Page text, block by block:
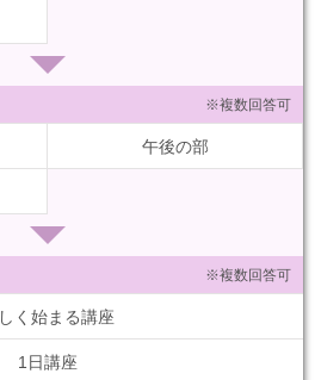
※複数回答可
午後の部
※複数回答可
く始まる講座
1日講座